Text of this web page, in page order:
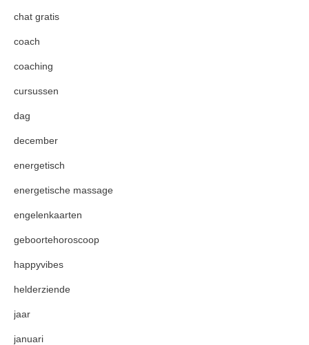
chat gratis
coach
coaching
cursussen
dag
december
energetisch
energetische massage
engelenkaarten
geboortehoroscoop
happyvibes
helderziende
jaar
januari